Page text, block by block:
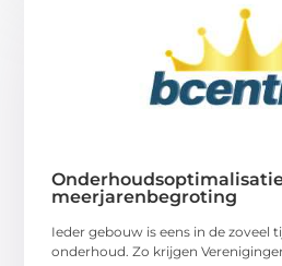
meerjarenbegroting
Ieder gebouw is eens in de zoveel
onderhoud. Zo krijgen